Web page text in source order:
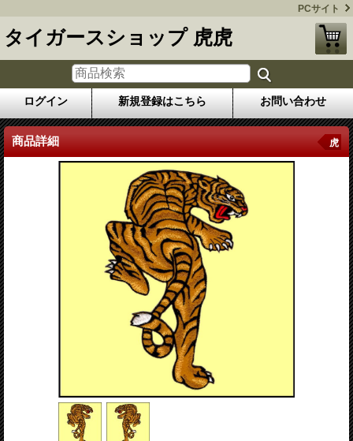
PCサイト
タイガースショップ 虎虎
ログイン 新規登録はこちら お問い合わせ
商品詳細 虎